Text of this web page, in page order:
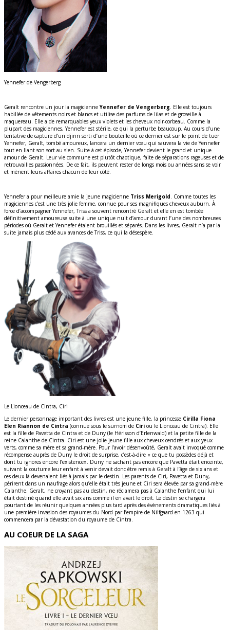
Yennefer de Vengerberg
Geralt rencontre un jour la magicienneYennefer de Vengerberg . Elle est toujours
habillée de vêtements noirs et blancs et utilise des parfums de lilas et de groseille à
maquereau. Elle a de remarquables yeux violets et les cheveux noir-corbeau. Comme la
plupart des magiciennes, Yennefer est stérile, ce qui la perturbe beaucoup. Au cours d’une
tentative de capture d’un djinn sorti d’une bouteille où ce dernier est sur le point de tuer
Yennefer, Geralt, tombé amoureux, lancera un dernier vœu qui sauvera la vie de Yennefer
tout en liant son sort au sien. Suite à cet épisode, Yennefer devient le grand et unique
amour de Geralt. Leur vie commune est plutôt chaotique, faite de séparations rageuses et de
retrouvailles passionnées. De ce fait, ils peuvent rester de longs mois ou années sans se voir
et mènent leurs affaires chacun de leur côté.
Yennefer a pour meilleure amie la jeune magicienne Triss Merigold . Comme toutes les
magiciennes c’est une très jolie femme, connue pour ses magnifiques cheveux auburn. À
force d’accompagner Yennefer, Triss a souvent rencontré Geralt et elle en est tombée
définitivement amoureuse suite à une unique nuit d’amour durant l’une des nombreuses
périodes où Geralt et Yennefer étaient brouillés et séparés. Dans les livres, Geralt n’a par la
suite jamais plus cédé aux avances de Triss, ce qui la désespère.
Le Lionceau de Cintra, Ciri
Le dernier personnage important des livres est une jeune fille, la princesse Cirilla Fiona
Elen Riannon de Cintra (connue sous le surnom de Ciri ou le Lionceau de Cintra). Elle
est la fille de Pavetta de Cintra et de Duny (le Hérisson d’Erlenwald) et la petite fille de la
reine Calanthe de Cintra. Ciri est une jolie jeune fille aux cheveux cendrés et aux yeux
verts, comme sa mère et sa grand-mère. Pour l’avoir désenvoûté, Geralt avait invoqué comme
récompense auprès de Duny le droit de surprise, c’est-à-dire « ce que tu possèdes déjà et
dont tu ignores encore l’existence». Duny ne sachant pas encore que Pavetta était enceinte,
suivant la coutume leur enfant à venir devait donc être remis à Geralt à l’âge de six ans et
ces deux-là devenaient liés à jamais par le destin. Les parents de Ciri, Pavetta et Duny,
périrent dans un naufrage alors qu’elle était très jeune et Ciri sera élevée par sa grand-mère
Calanthe. Geralt, ne croyant pas au destin, ne réclamera pas à Calanthe l’enfant qui lui
était destiné quand elle avait six ans comme il en avait le droit. Le destin se chargera
pourtant de les réunir quelques années plus tard après des évènements dramatiques liés à
une première invasion des royaumes du Nord par l’empire de Nilfgaard en 1263 qui
commencera par la dévastation du royaume de Cintra.
AU COEUR DE LA SAGA